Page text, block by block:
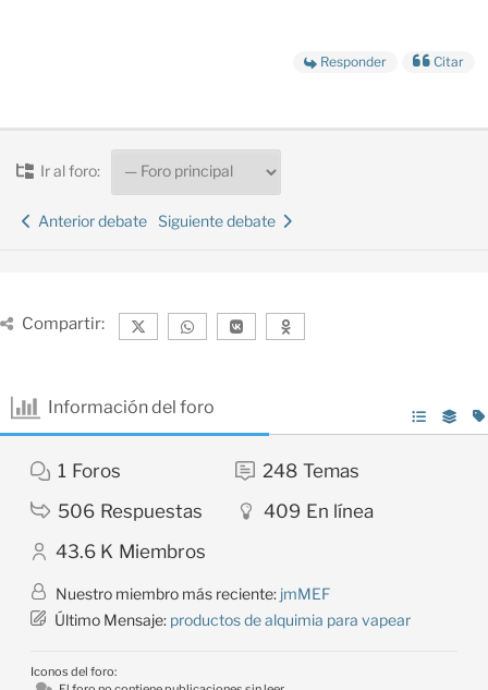
Responder Citar
Ir al foro:
Anterior debate Siguiente debate
Compartir:
Información del foro
1 Foros 248 Temas
506 Respuestas 409 En línea
43.6 K Miembros
Nuestro miembro más reciente: jmMEF
Último Mensaje: productos de alquimia para vapear
Iconos del foro: